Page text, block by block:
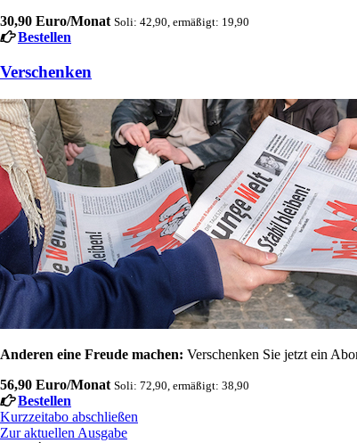
30,90 Euro/Monat Soli: 42,90, ermäßigt: 19,90
Bestellen
Verschenken
Anderen eine Freude machen: Verschenken Sie jetzt ein
56,90 Euro/Monat Soli: 72,90, ermäßigt: 38,90
Bestellen
Kurzzeitabo abschließen
Zur aktuellen Ausgabe